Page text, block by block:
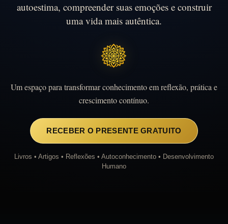
autoestima, compreender suas emoções e construir
uma vida mais autêntica.
Um espaço para transformar conhecimento em reflexão, prática e
crescimento contínuo.
RECEBER O PRESENTE GRATUITO
Livros • Artigos • Reflexões • Autoconhecimento • Desenvolvimento
Humano